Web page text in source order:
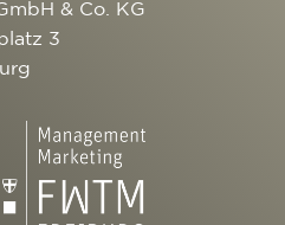
& Co. KG
3